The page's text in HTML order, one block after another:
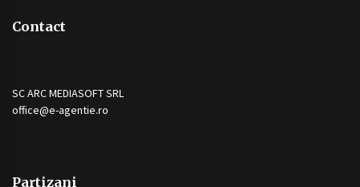
Contact
SC ARC MEDIASOFT SRL
office@e-agentie.ro
Partizani